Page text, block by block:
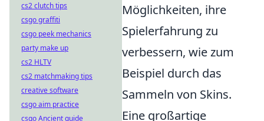
Möglichkeiten, ihre
Spielerfahrung zu
verbessern, wie zum
Beispiel durch das
Sammeln von Skins.
Eine großartige
cs2 clutch tips
csgo graffiti
csgo peek mechanics
party make up
cs2 HLTV
cs2 matchmaking tips
creative software
csgo aim practice
csgo Ancient guide